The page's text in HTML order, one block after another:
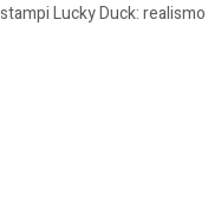
Lucky Duck: